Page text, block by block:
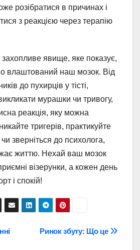
розібратися в причинах і
з реакцією через терапію
явище, яке показує,
влаштований наш мозок. Від
до пухирців у тісті,
мурашки чи тривогу,
реакція, яку можна
тригерів, практикуйте
зверніться до психолога,
життю. Нехай ваш мозок
візерунки, а кожен день
і спокій!
Ринок збуту: Що це